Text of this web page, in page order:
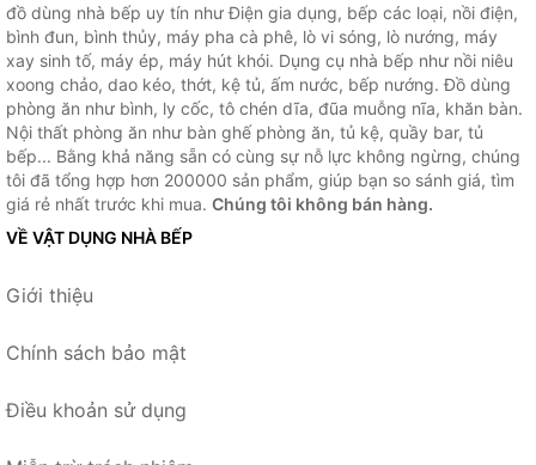
đồ dùng nhà bếp uy tín như Điện gia dụng, bếp các loại, nồi điện,
bình đun, bình thủy, máy pha cà phê, lò vi sóng, lò nướng, máy
xay sinh tố, máy ép, máy hút khói. Dụng cụ nhà bếp như nồi niêu
xoong chảo, dao kéo, thớt, kệ tủ, ấm nước, bếp nướng. Đồ dùng
phòng ăn như bình, ly cốc, tô chén dĩa, đũa muỗng nĩa, khăn bàn.
Nội thất phòng ăn như bàn ghế phòng ăn, tủ kệ, quầy bar, tủ
bếp... Bằng khả năng sẵn có cùng sự nỗ lực không ngừng, chúng
tôi đã tổng hợp hơn 200000 sản phẩm, giúp bạn so sánh giá, tìm
giá rẻ nhất trước khi mua. Chúng tôi không bán hàng.
VỀ VẬT DỤNG NHÀ BẾP
Giới thiệu
Chính sách bảo mật
Điều khoản sử dụng